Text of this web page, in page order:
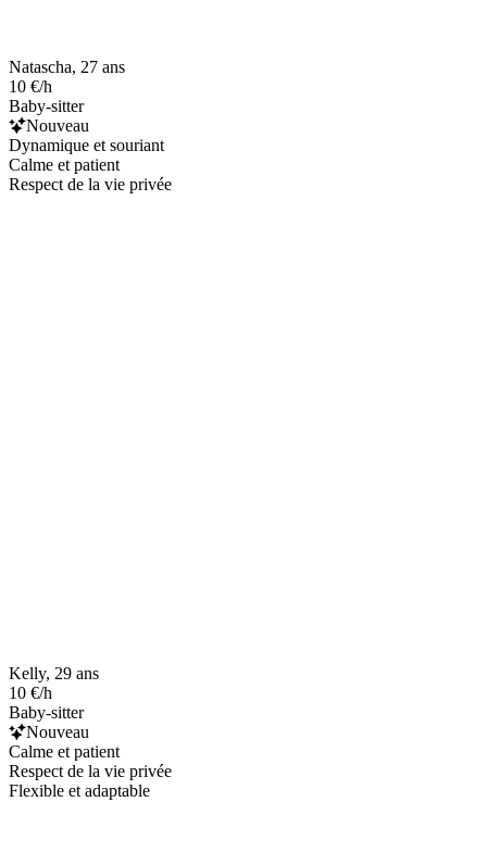
Natascha, 27 ans
10 €/h
Baby-sitter
Nouveau
Dynamique et souriant
Calme et patient
Respect de la vie privée
Kelly, 29 ans
10 €/h
Baby-sitter
Nouveau
Calme et patient
Respect de la vie privée
Flexible et adaptable